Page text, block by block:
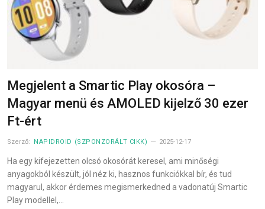
Megjelent a Smartic Play okosóra –
Magyar menü és AMOLED kijelző 30 ezer
Ft-ért
Szerző: NAPIDROID (SZPONZORÁLT CIKK) 2025-12-17
Ha egy kifejezetten olcsó okosórát keresel, ami minőségi
anyagokból készült, jól néz ki, hasznos funkciókkal bír, és tud
magyarul, akkor érdemes megismerkedned a vadonatúj Smartic
Play modellel,…